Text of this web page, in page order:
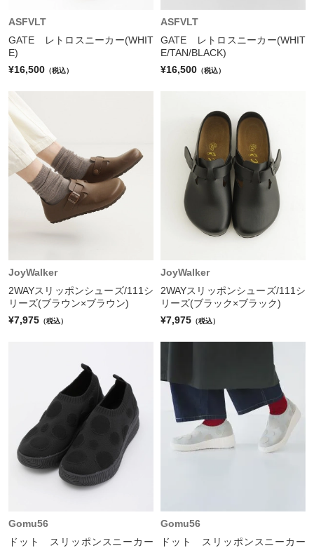
ASFVLT
GATE レトロスニーカー(WHIT
E)
¥16,500 （税込）
ASFVLT
GATE レトロスニーカー(WHIT
E/TAN/BLACK)
¥16,500 （税込）
JoyWalker
2WAYスリッポンシューズ/111シ
リーズ(ブラウン×ブラウン)
¥7,975 （税込）
JoyWalker
2WAYスリッポンシューズ/111シ
リーズ(ブラック×ブラック)
¥7,975 （税込）
Gomu56
ドット スリッポンスニーカー
Gomu56
ドット スリッポンスニーカー